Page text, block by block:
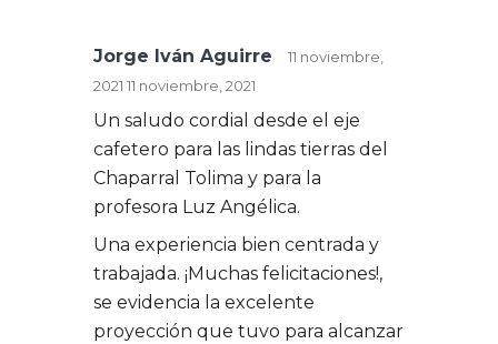
Jorge Iván Aguirre
11 noviembre,
2021 11 noviembre, 2021
Un saludo cordial desde el eje
cafetero para las lindas tierras del
Chaparral Tolima y para la
profesora Luz Angélica.
Una experiencia bien centrada y
trabajada. ¡Muchas felicitaciones!,
se evidencia la excelente
proyección que tuvo para alcanzar